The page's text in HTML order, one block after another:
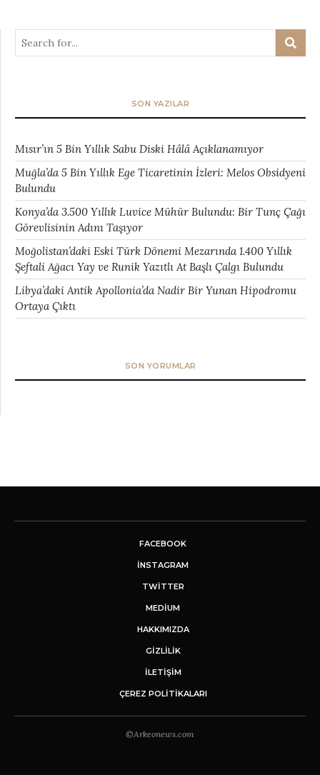
SON YAZILAR
Mısır’ın 5 Bin Yıllık Sabu Diski Hâlâ Açıklanamıyor
Muğla’da 5 Bin Yıllık Ege Ticaretinin İzleri: Melos Obsidyeni
Bulundu
Konya’da 3.500 Yıllık Luvice Mühür Bulundu: Bir Tunç Çağı
Görevlisinin Adını Taşıyor
Moğolistan’daki Eski Türk Dönemi Mezarında 1.400 Yıllık
Şeftali Ağacı Yay ve Runik Yazıtlı At Başlı Çalgı Bulundu
Libya’daki Antik Apollonia’da Nadir Bir Yunan Hipodromu
Ortaya Çıktı
SON YORUMLAR
FACEBOOK
INSTAGRAM
TWITTER
MEDIUM
HAKKIMIZDA
GİZLİLİK
İLETIŞIM
ÇEREZ POLITIKALARI
©Arkeonews.com